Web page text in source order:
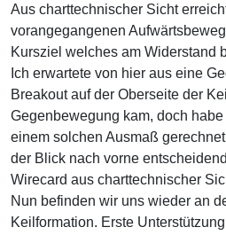
Aus charttechnischer Sicht
vorangegangenen
Kursziel welches am Widerstand
Ich erwartete von hier aus eine
Breakout auf der Oberseite der
Gegenbewegung kam, doch
einem solchen Ausmaß
der Blick nach vorne
Wirecard aus charttechnischer
Nun befinden wir uns wieder an
Keilformation. Erste